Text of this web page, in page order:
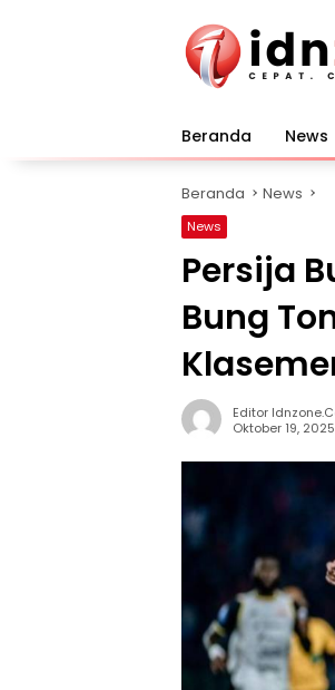
Beranda News
Beranda News
News
Persija
Bung
Editor
Oktober 19, 2025